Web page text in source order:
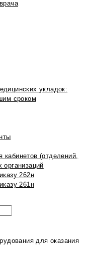
укладок:
сроком
(отделений,
организаций
262н
261н
для оказания